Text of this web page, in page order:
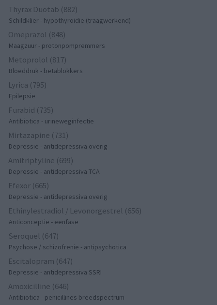
Thyrax Duotab (882)
Schildklier - hypothyroidie (traagwerkend)
Omeprazol (848)
Maagzuur - protonpompremmers
Metoprolol (817)
Bloeddruk - betablokkers
Lyrica (795)
Epilepsie
Furabid (735)
Antibiotica - urineweginfectie
Mirtazapine (731)
Depressie - antidepressiva overig
Amitriptyline (699)
Depressie - antidepressiva TCA
Efexor (665)
Depressie - antidepressiva overig
Ethinylestradiol / Levonorgestrel (656)
Anticonceptie - eenfase
Seroquel (647)
Psychose / schizofrenie - antipsychotica
Escitalopram (647)
Depressie - antidepressiva SSRI
Amoxicilline (646)
Antibiotica - penicillines breedspectrum